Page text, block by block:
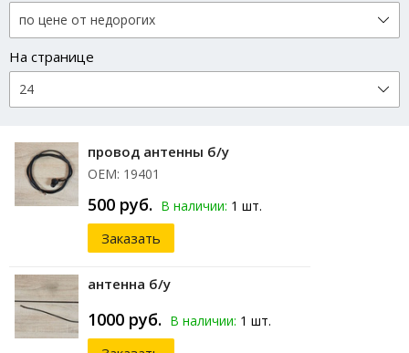
На странице
провод антенны б/у
ОЕМ: 19401
500 руб. В наличии: 1 шт.
Заказать
антенна б/у
1000 руб. В наличии: 1 шт.